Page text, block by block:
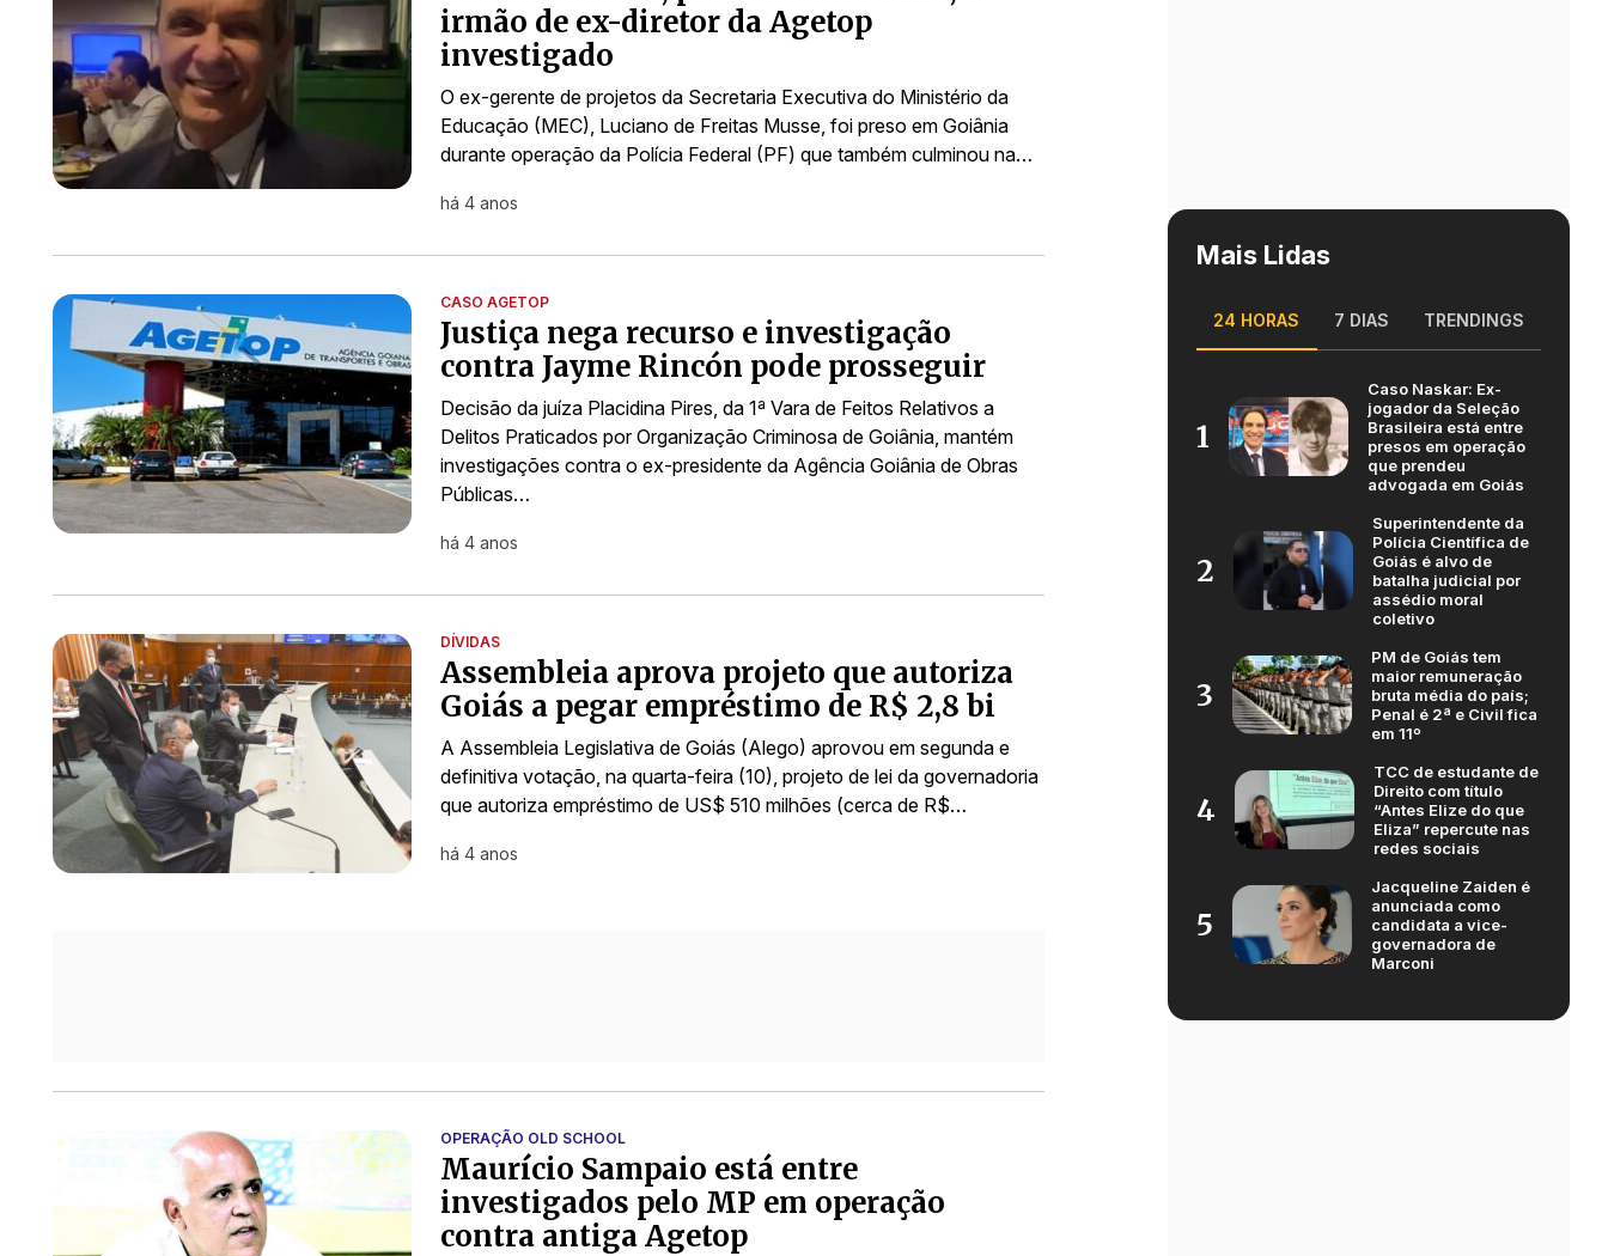
irmão de ex-diretor da Agetop
investigado
O ex-gerente de projetos da Secretaria Executiva do Ministério da
Educação (MEC), Luciano de Freitas Musse, foi preso em Goiânia
durante operação da Polícia Federal (PF) que também culminou na…
há 4 anos
CASO AGETOP
Justiça nega recurso e investigação
contra Jayme Rincón pode prosseguir
Decisão da juíza Placidina Pires, da 1ª Vara de Feitos Relativos a
Delitos Praticados por Organização Criminosa de Goiânia, mantém
investigações contra o ex-presidente da Agência Goiânia de Obras
Públicas…
há 4 anos
DÍVIDAS
Assembleia aprova projeto que autoriza
Goiás a pegar empréstimo de R$ 2,8 bi
A Assembleia Legislativa de Goiás (Alego) aprovou em segunda e
definitiva votação, na quarta-feira (10), projeto de lei da governadoria
que autoriza empréstimo de US$ 510 milhões (cerca de R$…
há 4 anos
OPERAÇÃO OLD SCHOOL
Maurício Sampaio está entre
investigados pelo MP em operação
contra antiga Agetop
Mais Lidas
24 HORAS 7 DIAS TRENDINGS
1
Caso Naskar: Ex-
jogador da Seleção
Brasileira está entre
presos em operação
que prendeu
advogada em Goiás
2
Superintendente da
Polícia Científica de
Goiás é alvo de
batalha judicial por
assédio moral
coletivo
3
PM de Goiás tem
maior remuneração
bruta média do país;
Penal é 2ª e Civil fica
em 11º
4
TCC de estudante de
Direito com título
“Antes Elize do que
Eliza” repercute nas
redes sociais
5
Jacqueline Zaiden é
anunciada como
candidata a vice-
governadora de
Marconi